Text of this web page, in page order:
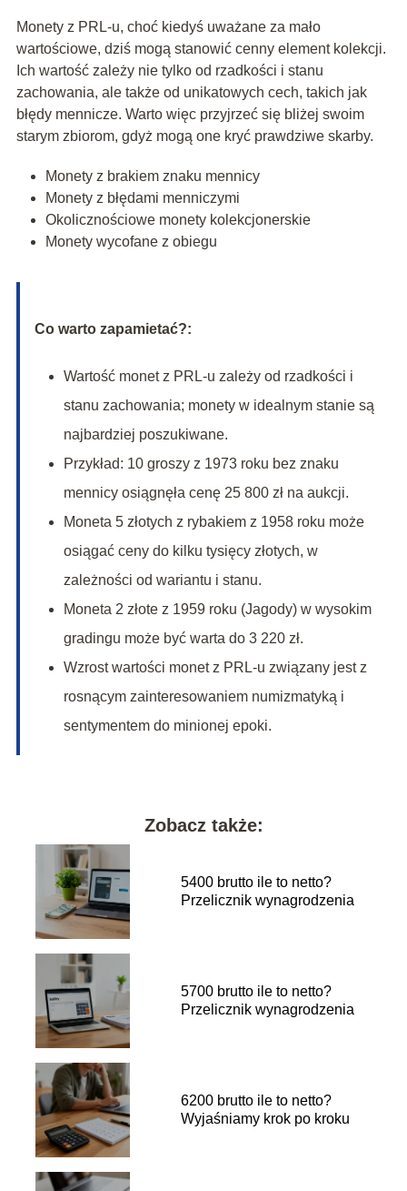
Monety z PRL-u, choć kiedyś uważane za mało
wartościowe, dziś mogą stanowić cenny element kolekcji.
Ich wartość zależy nie tylko od rzadkości i stanu
zachowania, ale także od unikatowych cech, takich jak
błędy mennicze. Warto więc przyjrzeć się bliżej swoim
starym zbiorom, gdyż mogą one kryć prawdziwe skarby.
Monety z brakiem znaku mennicy
Monety z błędami menniczymi
Okolicznościowe monety kolekcjonerskie
Monety wycofane z obiegu
Co warto zapamietać?:
Wartość monet z PRL-u zależy od rzadkości i
stanu zachowania; monety w idealnym stanie są
najbardziej poszukiwane.
Przykład: 10 groszy z 1973 roku bez znaku
mennicy osiągnęła cenę 25 800 zł na aukcji.
Moneta 5 złotych z rybakiem z 1958 roku może
osiągać ceny do kilku tysięcy złotych, w
zależności od wariantu i stanu.
Moneta 2 złote z 1959 roku (Jagody) w wysokim
gradingu może być warta do 3 220 zł.
Wzrost wartości monet z PRL-u związany jest z
rosnącym zainteresowaniem numizmatyką i
sentymentem do minionej epoki.
Zobacz także:
5400 brutto ile to netto?
Przelicznik wynagrodzenia
5700 brutto ile to netto?
Przelicznik wynagrodzenia
6200 brutto ile to netto?
Wyjaśniamy krok po kroku